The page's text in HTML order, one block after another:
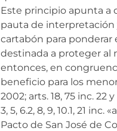
Este principio apunta a
pauta de
cartabón para
destinada a proteger al
entonces, en
beneficio para los
2002; arts. 18, 75 inc. 22
3, 5, 6.2, 8, 9, 10.1, 21 inc.
Pacto de San José de